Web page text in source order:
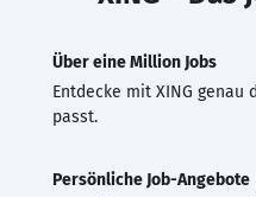
Über eine Million Jobs
Entdecke mit XING genau
passt.
Persönliche Job-Angebote